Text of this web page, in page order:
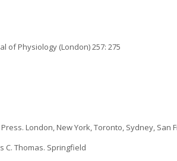
of Physiology (London) 257: 275
London, New York, Toronto, Sydney, San
C. Thomas. Springfield